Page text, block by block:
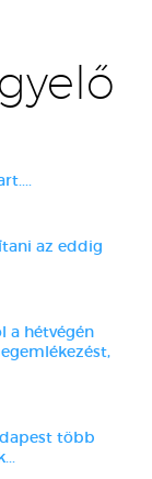
az eddig
a hétvégén
több